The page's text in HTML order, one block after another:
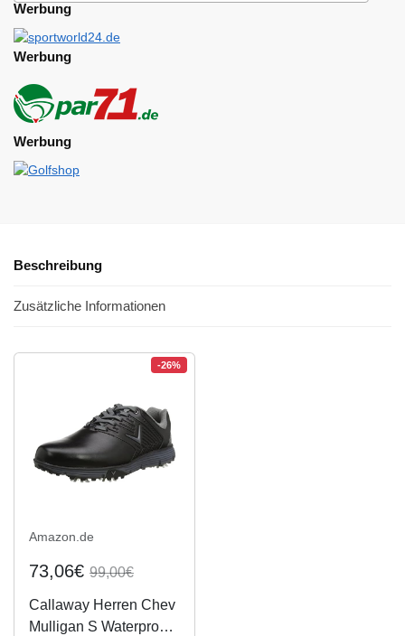
Werbung
Werbung
Werbung
Beschreibung
Zusätzliche Informationen
-26%
Amazon.de
73,06€ 99,00€
Callaway Herren Chev
Mulligan S Waterproof